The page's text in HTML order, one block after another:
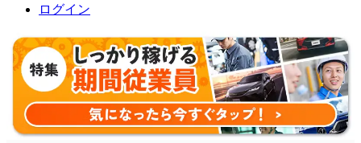
ログイン